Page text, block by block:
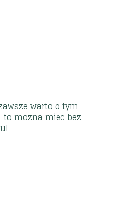
warto o tym
mozna miec bez